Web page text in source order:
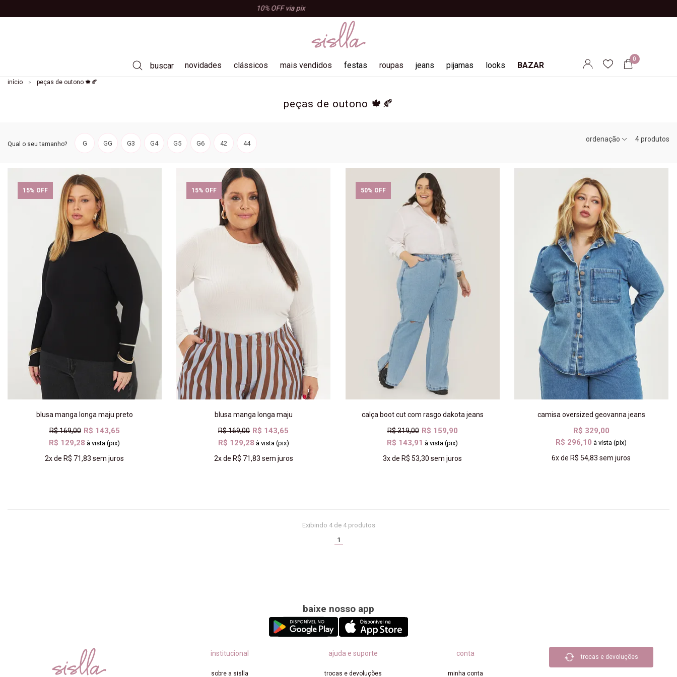
10% OFF na primeira compra, use o cupom AMOSISLLA e aproveite!
buscar novidades clássicos mais vendidos festas roupas
camisas
regatas
macacão
jeans pijamas looks BAZAR
0
início peças de outono 🍁🍂
peças de outono 🍁🍂
G GG G3 G4 G5 G6 42 44
ordenação 4produtos
15% OFF
blusa manga longa maju preto
R$ 169,00 R$ 143,65
R$ 129,28 à vista (pix)
2xdeR$ 71,83 sem juros
15% OFF
blusa manga longa maju
R$ 169,00 R$ 143,65
R$ 129,28 à vista (pix)
2xde R$ 71,83 sem juros
50% OFF
calça boot cut com rasgo dakota jeans
R$ 319,00 R$ 159,90
R$ 143,91 à vista (pix)
3xdeR$ 53,30 sem juros
camisa oversized geovanna jeans
R$ 329,00
R$ 296,10 à vista (pix)
6xdeR$ 54,83 sem juros
Exibindo 4de 4 produtos
1
baixe nosso app
institucional
sobre a sislla
ajuda e suporte
trocas e devoluções
conta
minha conta
trocas e devoluções